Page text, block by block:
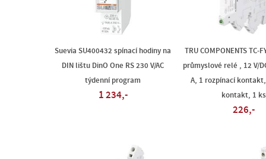
Suevia SU400432 spínací hodiny na
DIN lištu DinO One RS 230 V/AC
týdenní program
1 234,-
TRU COMPONENTS TC-
průmyslové relé , 12 V/
A, 1 rozpínací
kontakt, 1 ks
226,-